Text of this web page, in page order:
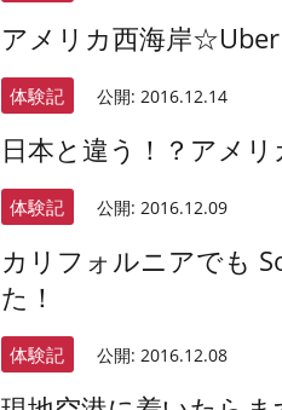
アメリカ西海岸☆Uber
体験記 公開: 2016.12.14
日本と違う！？アメ
体験記 公開: 2016.12.09
カリフォルニアでも
た！
体験記 公開: 2016.12.08